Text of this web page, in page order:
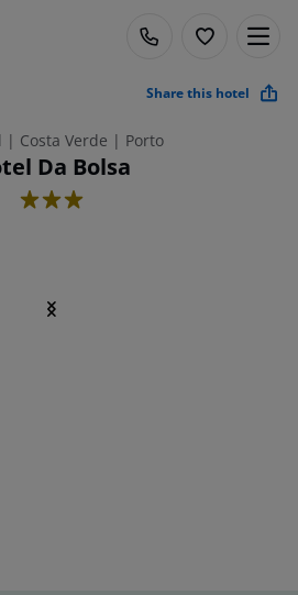
Share this hotel
| Costa Verde | Porto
Da Bolsa
3